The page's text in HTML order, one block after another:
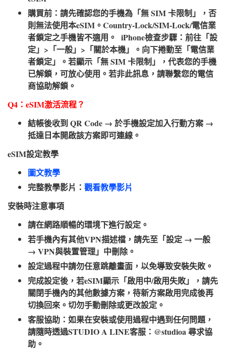
購買前：請先確認您的手機為「無 SIM 卡限制」，否
則無法使用本eSIM。Country-Lock/SIM-Lock/電信業
者鎖定之手機皆不適用。 iPhone檢查步驟：前往「設
定」>「一般」>「關於本機」。向下捲動至「電信業
者鎖定」。若顯示「無 SIM 卡限制」，代表您的手機
已解鎖，可放心使用。若非此訊息，請聯繫您的電信
商協助解鎖。
Q4：eSIM激活流程？​
結帳後收到 QR Code → 於手機設定加入行動方案 →
抵達日本開啟該方案即可連線。
eSIM設定教學​
圖文教學
完整教學影片： 觀看教學影片
安裝時注意事項​
請在網路順暢的環境下進行設定。
若手機內有其他VPN描述檔，請先至「設定 → 一般
→ VPN與裝置管理」中刪除。
設定過程中請勿任意跳離畫面，以免導致安裝失敗。
完成設定後，若eSIM顯示「啟用中/啟用失敗」，請先
關閉手機內的其他數據方案，待新方案啟用完成後再
切換回來。切勿手動刪除或更改設定。
客服協助：如果在安裝或使用過程中遇到任何問題，
請隨時透過STUDIO A LINE客服：@studioa 尋求協
助。